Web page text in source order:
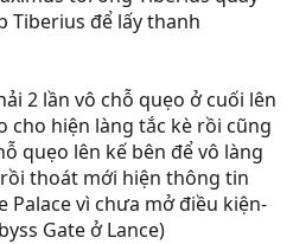
Tiberius để lấy thanh
2 lần vô chỗ quẹo ở cuối lên
cho hiện làng tắc kè rồi cũng
quẹo lên kế bên để vô làng
thoát mới hiện thông tin
Palace vì chưa mở điều kiện-
Gate ở Lance)